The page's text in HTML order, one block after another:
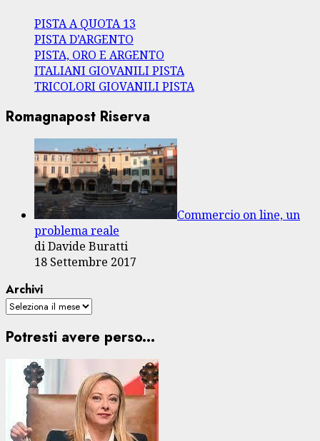
PISTA A QUOTA 13
PISTA D’ARGENTO
PISTA, ORO E ARGENTO
ITALIANI GIOVANILI PISTA
TRICOLORI GIOVANILI PISTA
Romagnapost Riserva
Commercio on line, un
problema reale
di Davide Buratti
18 Settembre 2017
Archivi
Potresti avere perso...